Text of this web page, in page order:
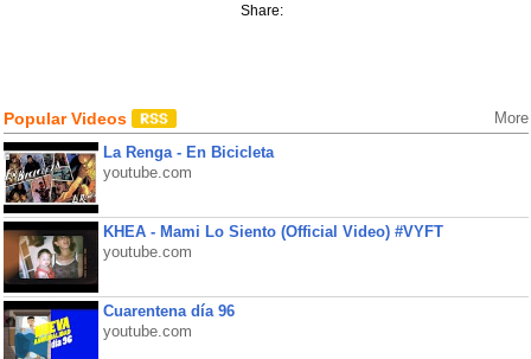
Share:
Popular Videos More
La Renga - En Bicicleta
youtube.com
KHEA - Mami Lo Siento (Official Video) #VYFT
youtube.com
Cuarentena día 96
youtube.com